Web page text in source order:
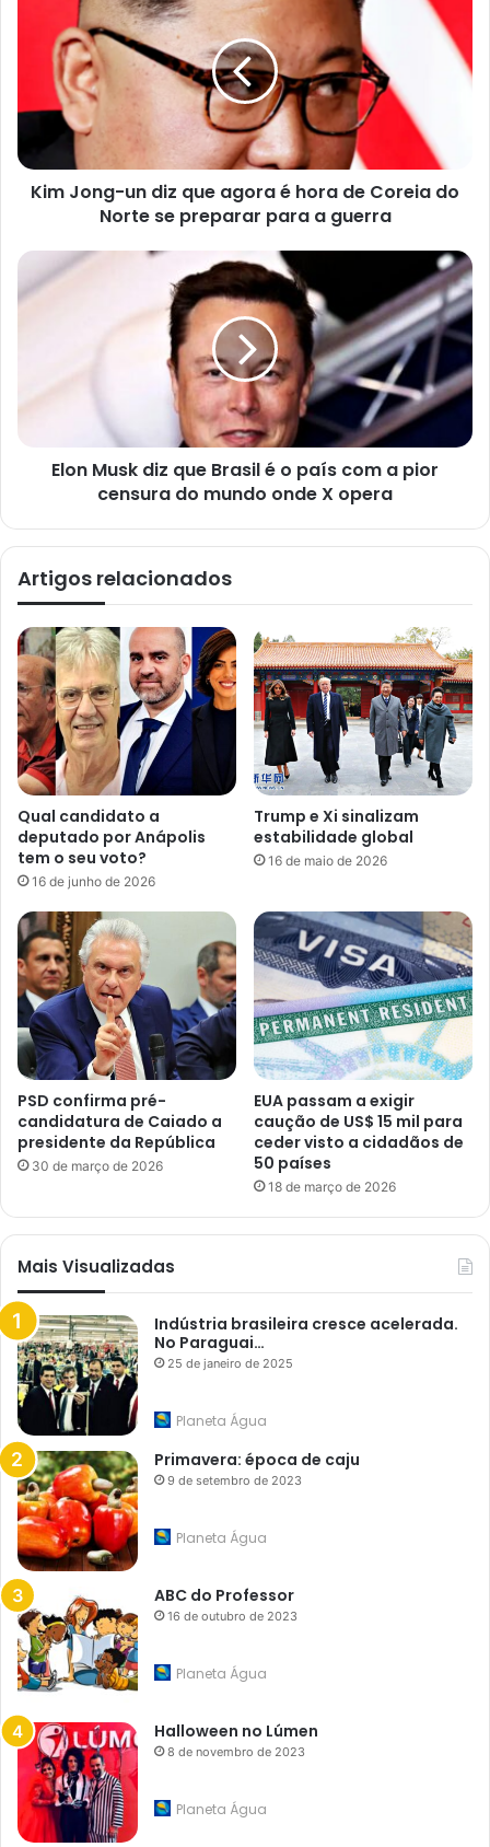
e
e
Kim Jong-un diz que agora é hora de Coreia do
Norte se preparar para a guerra
Elon Musk diz que Brasil é o país com a pior
censura do mundo onde X opera
Artigos relacionados
Qual candidato a
deputado por Anápolis
tem o seu voto?
16 de junho de 2026
Trump e Xi sinalizam
estabilidade global
16 de maio de 2026
PSD confirma pré-
candidatura de Caiado a
presidente da República
30 de março de 2026
EUA passam a exigir
caução de US$ 15 mil para
ceder visto a cidadãos de
50 países
18 de março de 2026
Mais Visualizadas
Indústria brasileira cresce acelerada.
No Paraguai…
25 de janeiro de 2025
Planeta Água
Primavera: época de caju
9 de setembro de 2023
Planeta Água
ABC do Professor
16 de outubro de 2023
Planeta Água
Halloween no Lúmen
8 de novembro de 2023
Planeta Água